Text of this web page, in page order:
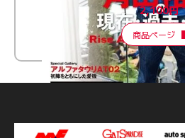
2,100円
商品ページ